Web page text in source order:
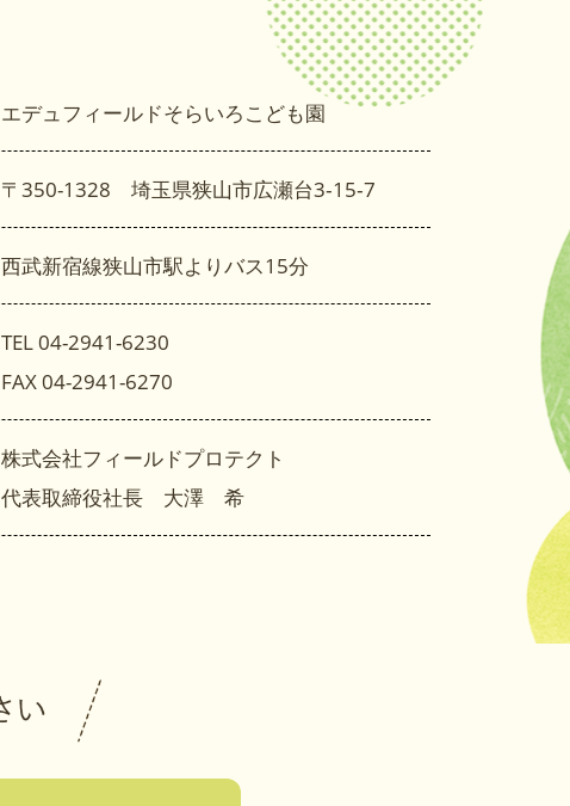
エデュフィールドそらいろこども園
〒350-1328 埼玉県狭山市広瀬台3‐15‐7
西武新宿線狭山市駅よりバス15分
TEL 04-2941-6230
FAX 04-2941-6270
株式会社フィールドプロテクト
代表取締役社長 大澤 希